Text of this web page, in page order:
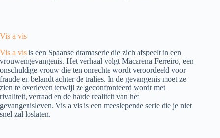
Vis a vis
Vis a vis is een Spaanse dramaserie die zich afspeelt in een
vrouwengevangenis. Het verhaal volgt Macarena Ferreiro, een
onschuldige vrouw die ten onrechte wordt veroordeeld voor
fraude en belandt achter de tralies. In de gevangenis moet ze
zien te overleven terwijl ze geconfronteerd wordt met
rivaliteit, verraad en de harde realiteit van het
gevangenisleven. Vis a vis is een meeslepende serie die je niet
snel zal loslaten.